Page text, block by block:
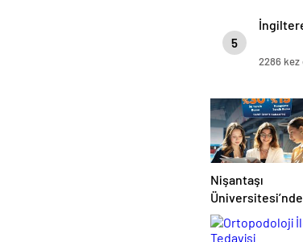
5
2286 kez
Nişantaşı
2026 YKS
Adaylarına Çifte